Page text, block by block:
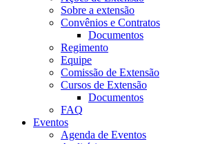
Sobre a extensão
Convênios e Contratos
Documentos
Regimento
Equipe
Comissão de Extensão
Cursos de Extensão
Documentos
FAQ
Eventos
Agenda de Eventos